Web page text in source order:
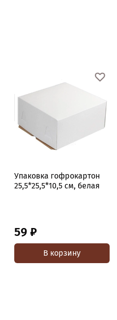
Упаковка гофрокартон
25,5*25,5*10,5 см, белая
59 ₽
В корзину